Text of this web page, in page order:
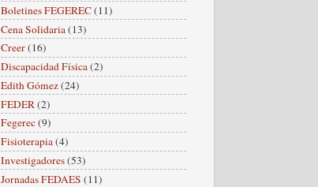
Boletines FEGEREC(11)
Cena Solidaria(13)
Creer(16)
Discapacidad Física(2)
Edith Gómez(24)
FEDER(2)
Fegerec(9)
Fisioterapia(4)
Investigadores(53)
Jornadas FEDAES (11)